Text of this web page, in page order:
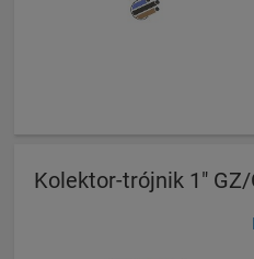
Kolektor-trójnik 1"